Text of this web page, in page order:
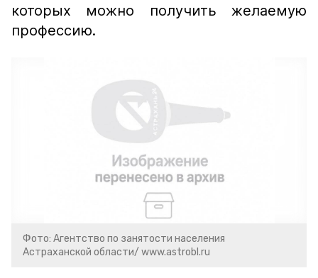
которых можно получить желаемую
профессию.
Фото: Агентство по занятости населения
Астраханской области/ www.astrobl.ru